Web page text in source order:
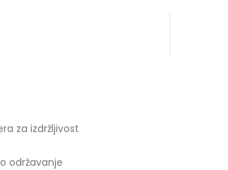
za izdržljivost
održavanje